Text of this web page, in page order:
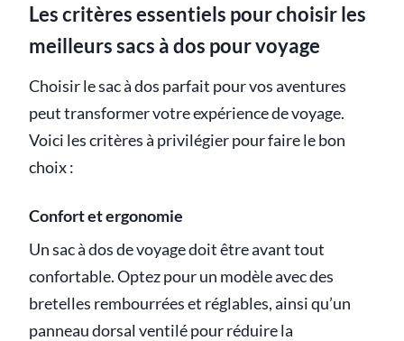
Les critères essentiels pour choisir les
meilleurs sacs à dos pour voyage
Choisir le sac à dos parfait pour vos aventures
peut transformer votre expérience de voyage.
Voici les critères à privilégier pour faire le bon
choix :
Confort et ergonomie
Un sac à dos de voyage doit être avant tout
confortable. Optez pour un modèle avec des
bretelles rembourrées et réglables, ainsi qu’un
panneau dorsal ventilé pour réduire la